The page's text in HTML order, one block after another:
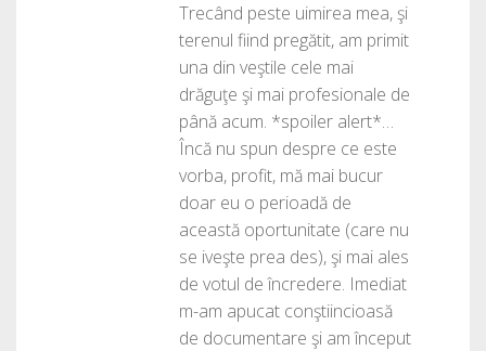
Trecând peste uimirea mea, şi
terenul fiind pregătit, am primit
una din veştile cele mai
drăguţe şi mai profesionale de
până acum. *spoiler alert*…
Încă nu spun despre ce este
vorba, profit, mă mai bucur
doar eu o perioadă de
această oportunitate (care nu
se iveşte prea des), şi mai ales
de votul de încredere. Imediat
m-am apucat conştiincioasă
de documentare şi am început